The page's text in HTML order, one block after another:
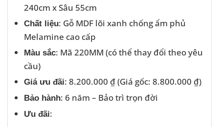
240cm x Sâu 55cm
Chất liệu: Gỗ MDF lõi xanh chống ẩm phủ
Melamine cao cấp
Màu sắc: Mã 220MM (có thể thay đổi theo yêu
cầu)
Giá ưu đãi: 8.200.000 ₫ (Giá gốc: 8.800.000 ₫)
Bảo hành: 6 năm – Bảo trì trọn đời
Ưu đãi: